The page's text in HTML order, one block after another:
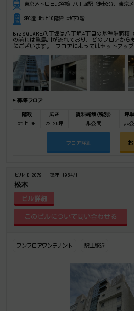
東京メトロ日比谷線 八丁堀駅 徒歩3分、東京
SRC造 地上10階建 地下0階
BizSQUARE八丁堀は八丁堀4丁目の基準階面
の前には亀島川が流れており、どのフロアから
にございます。 フロアによってはセットアッ
ランスのオートロックパネルにて来客対応も可
募集フロア
階数 広さ 賃料総額(税別) 坪
地上 9F
22.25坪 非公開 非
フロア詳細
ビルID-2079 築年-1964/1
松木
ビル詳細
ワンフロアワンテナント 駅上駅近